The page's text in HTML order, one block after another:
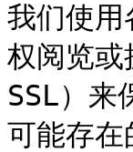
我们使用
权阅览或
SSL）来
可能存在